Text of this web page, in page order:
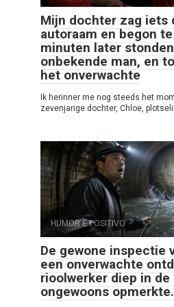
Mijn dochter zag iets
autoraam en begon
minuten later
onbekende man, en
het onverwachte
Ik herinner me nog steeds het
zevenjarige dochter, Chloe,
HUMOR E POSITIVO
De gewone inspectie
een onverwachte
rioolwerker diep in
ongewoons opmerkte.